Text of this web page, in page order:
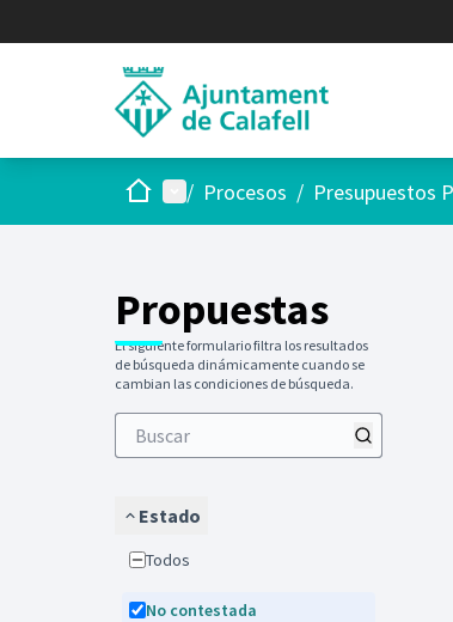
InicioMenú principal
/ Procesos / Presupuestos
Propuestas
El siguiente formulario filtra los resultados
de búsqueda dinámicamente cuando se
cambian las condiciones de búsqueda.
Estado
Todos
No contestada